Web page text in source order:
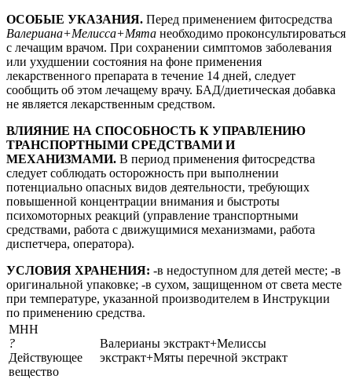
ОСОБЫЕ УКАЗАНИЯ. Перед применением фитосредства
Валериана+Мелисса+Мята необходимо проконсультироваться
с лечащим врачом. При сохранении симптомов заболевания
или ухудшении состояния на фоне применения
лекарственного препарата в течение 14 дней, следует
сообщить об этом лечащему врачу. БАД/диетическая добавка
не является лекарственным средством.
ВЛИЯНИЕ НА СПОСОБНОСТЬ К УПРАВЛЕНИЮ
ТРАНСПОРТНЫМИ СРЕДСТВАМИ И
МЕХАНИЗМАМИ. В период применения фитосредства
следует соблюдать осторожность при выполнении
потенциально опасных видов деятельности, требующих
повышенной концентрации внимания и быстроты
психомоторных реакций (управление транспортными
средствами, работа с движущимися механизмами, работа
диспетчера, оператора).
УСЛОВИЯ ХРАНЕНИЯ: -в недоступном для детей месте; -в
оригинальной упаковке; -в сухом, защищенном от света месте
при температуре, указанной производителем в Инструкции
по применению средства.
МНН
?
Действующее
вещество
Валерианы экстракт+Мелиссы
экстракт+Мяты перечной экстракт